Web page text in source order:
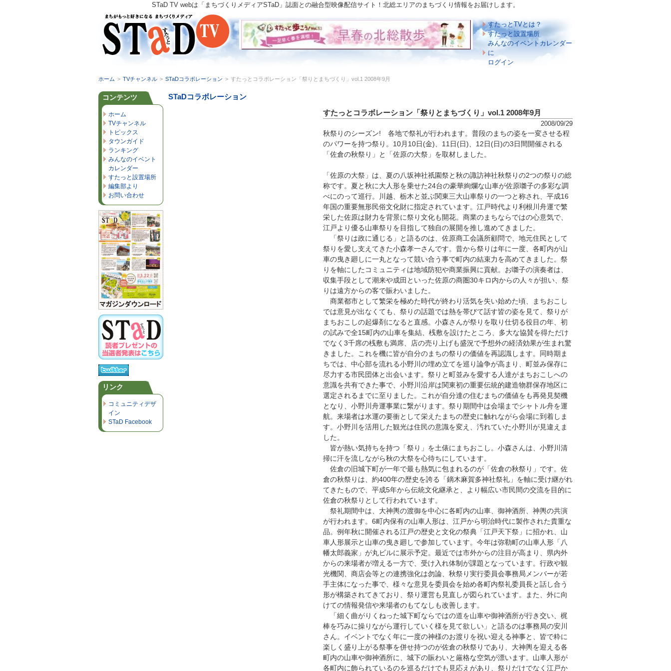
STaD TV webは「まちづくりメディアSTaD」誌面との融合型映像配信サイト！北総エリアのまちづくり情報をお届けします。
すたっとTVとは？
すたっと設置場所
みんなのイベントカレンダー
に
ログイン
ホーム > TVチャンネル > STaDコラボレーション > すたっとコラボレーション「祭りとまちづくり」vol.1 2008年9月
STaDコラボレーション
すたっとコラボレーション「祭りとまちづくり」vol.1 2008年9月
2008/09/29
秋祭りのシーズン! 各地で祭礼が行われます。普段のまちの姿を一変させる程
のパワーを持つ祭り。10月10日(金)、11日(日)、12日(日)の3日間開催される
「佐倉の秋祭り」と「佐原の大祭」を取材しました。
「佐原の大祭」は、夏の八坂神社祇園祭と秋の諏訪神社秋祭りの2つの祭りの総
称です。夏と秋に大人形を乗せた24台の豪華絢爛な山車が佐原囃子の多彩な調
べにのって巡行。川越、栃木と並ぶ関東三大山車祭りの一つと称され、平成16
年国の重要無形民俗文化財に指定されています。江戸時代より利根川舟運で繁
栄した佐原は財力を背景に祭り文化も開花。商業のまちならではの心意気で、
江戸より優る山車祭りを目指して独自の展開を推し進めてきました。
「祭りは政に通じる」と語るのは、佐原商工会議所顧問で、地元住民として
祭りを愛し支えてきた小森孝一さんです。昔から祭りは年に一度、各町内が山
車の曳き廻しに一丸となって競い合う事で町内の結束力を高めてきました。祭
りを軸にしたコミュニティは地域防犯や商業振興に貢献。お囃子の演奏者は、
収集手段として潮来や成田といった佐原の商圏30キロ内からの人々が担い、祭
りは遠方からの客で賑わいました。
商業都市として繁栄を極めた時代が終わり活気を失い始めた頃、まちおこし
では意見が出なくても、祭りの話題では熱を帯びて話す皆の姿を見て、祭りが
まちおこしの起爆剤になると直感。小森さんが祭りを取り仕切る役目の年、初
の試みで全15町内の山車を集結、桟敷を設けたところ、多大な協賛を得ただけ
でなく3千席の桟敷も満席、店の売り上げも盛況で予想外の経済効果が生まれ驚
きました。これを機に皆が自分のまちの祭りの価値を再認識します。同時期ま
ちでは、中心部を流れる小野川の埋め立てを巡り論争が高まり、町並み保存に
尽力する市民団体と出会います。祭りと町並みを愛する人達がまちおこしへの
意識を共有できた事で、小野川沿岸は関東初の重要伝統的建造物群保存地区に
選定されるまでに至りました。これが自分達の住むまちの価値をも再発見契機
となり、小野川舟運事業に繋がります。祭り期間中は会場までシャトル舟を運
航。来場者は水運の要衝として栄えたまちの歴史に触れながら会場に到着しま
す。小野川を活用した観光は住民の意識を変え、汚れていた小野川が見違えま
した。
皆が熱い気持ちを持つ「祭り」を土俵にまちおこし。小森さんは、小野川清
掃に汗を流しながら秋の大祭を心待ちにしています。
佐倉の旧城下町が一年で最も熱気に包まれるのが「佐倉の秋祭り」です。佐
倉の秋祭りは、約400年の歴史を誇る「鏑木麻賀多神社祭礼」を軸に受け継がれ
てきたもので、平成5年から伝統文化継承と、より幅広い市民間の交流を目的に
佐倉の秋祭りとして行われています。
祭礼期間中は、大神輿の渡御を中心に各町内の山車、御神酒所、神輿の共演
が行われます。6町内保有の山車人形は、江戸から明治時代に製作された貴重な
品。例年秋に開催される江戸の歴史と文化の祭典「江戸天下祭」に招かれ、山
車人形展示と山車の曳き廻しで参加しています。今年は弥勒町の山車人形「八
幡太郎義家」が丸ビルに展示予定。最近では市外からの注目が高まり、県内外
からの来場者が増える一方で、受け入れ体制が課題となっています。行政や観
光機関、商店会等との連携強化は勿論、秋祭り実行委員会事務局メンバーが若
手主体になった事で、様々な意見を委員会を始め各町内祭礼委員長と話し合う
形が構築されてきており、祭り運営も見直しが図られています。また、外に向
けての情報発信や来場者のもてなしも改善します。
「細く曲がりくねった城下町ならではの道を山車や御神酒所が行き交い、梶
棒を巧みに操りながら運行していく様を見て欲しい」と語るのは事務局の安川
さん。イベントでなく年に一度の神様のお渡りを祝い迎える神事と、皆で粋に
楽しく盛り上がる祭事を併せ持つのが佐倉の秋祭りであり、大神輿を迎える各
町内の山車や御神酒所に、城下の賑わいと厳格な空気が漂います。山車人形が
各町内に飾られているのを巡るだけでも見応えがあり、祭りだけでなく江戸か
コンテンツ
ホーム
TVチャンネル
トピックス
タウンガイド
ランキング
みんなのイベント
カレンダー
すたっと設置場所
編集部より
お問い合わせ
リンク
コミュニティデザ
イン
STaD Facebook